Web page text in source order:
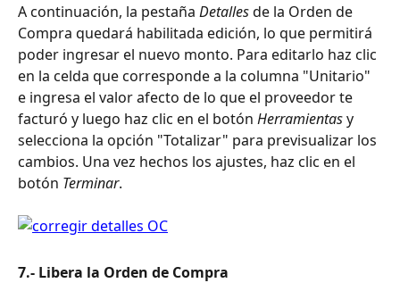
A continuación, la pestaña Detalles de la Orden de
Compra quedará habilitada edición, lo que permitirá
poder ingresar el nuevo monto. Para editarlo haz clic
en la celda que corresponde a la columna "Unitario"
e ingresa el valor afecto de lo que el proveedor te
facturó y luego haz clic en el botón Herramientas y
selecciona la opción "Totalizar" para previsualizar los
cambios. Una vez hechos los ajustes, haz clic en el
botón Terminar.
7.- Libera la Orden de Compra